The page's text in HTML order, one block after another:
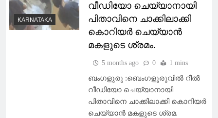
KARNATAKA
വീഡിയോ ചെയ്യാനായി
പിതാവിനെ ചാക്കിലാക്കി
കൊറിയര്‍ ചെയ്യാന്‍
മകളുടെ ശ്രമം.
5 months ago 0 1 mins
ബംഗളുരു :ബെംഗളൂരുവില്‍ റീല്‍
വീഡിയോ ചെയ്യാനായി
പിതാവിനെ ചാക്കിലാക്കി കൊറിയര്‍
ചെയ്യാന്‍ മകളുടെ ശ്രമ.